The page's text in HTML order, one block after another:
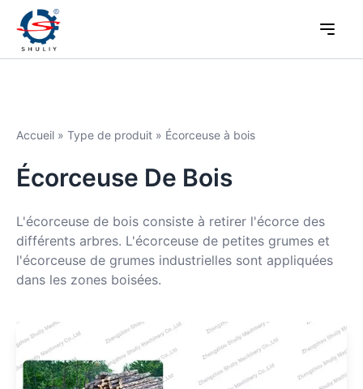
Accueil » Type de produit » Écorceuse à bois
Écorceuse De Bois
L'écorceuse de bois consiste à retirer l'écorce des
différents arbres. L'écorceuse de petites grumes et
l'écorceuse de grumes industrielles sont appliquées
dans les zones boisées.